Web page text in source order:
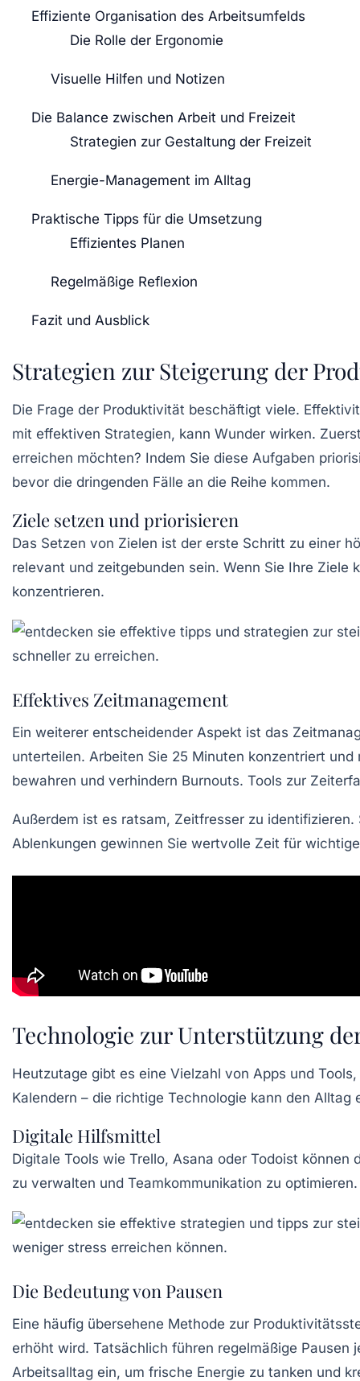
Effiziente Organisation des Arbeitsumfelds
Die Rolle der Ergonomie
Visuelle Hilfen und Notizen
Die Balance zwischen Arbeit und Freizeit
Strategien zur Gestaltung der Freizeit
Energie-Management im Alltag
Praktische Tipps für die Umsetzung
Effizientes Planen
Regelmäßige Reflexion
Fazit und Ausblick
Strategien zur Steigerung der
Die Frage der Produktivität beschäftigt viele.
mit effektiven Strategien, kann Wunder wirken.
erreichen möchten? Indem Sie diese Aufgaben
bevor die dringenden Fälle an die Reihe kommen.
Ziele setzen und priorisieren
Das Setzen von Zielen ist der erste Schritt zu einer
relevant und zeitgebunden sein. Wenn Sie Ihre
konzentrieren.
Effektives Zeitmanagement
Ein weiterer entscheidender Aspekt ist das
unterteilen. Arbeiten Sie 25 Minuten konzentriert
bewahren und verhindern Burnouts. Tools zur
Außerdem ist es ratsam, Zeitfresser zu
Ablenkungen gewinnen Sie wertvolle Zeit für
Technologie zur Unterstützung
Heutzutage gibt es eine Vielzahl von Apps und
Kalendern – die richtige Technologie kann den
Digitale Hilfsmittel
Digitale Tools wie Trello, Asana oder Todoist
zu verwalten und Teamkommunikation zu
Die Bedeutung von Pausen
Eine häufig übersehene Methode zur
erhöht wird. Tatsächlich führen regelmäßige Pausen
Arbeitsalltag ein, um frische Energie zu tanken und